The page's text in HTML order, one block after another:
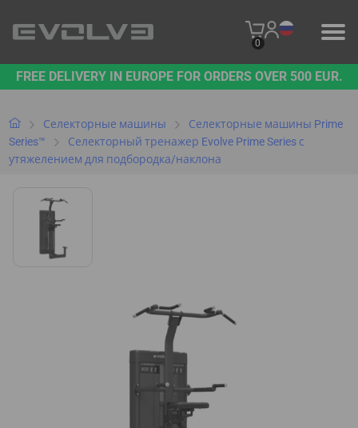
0
ПРОДУКЦИЯ
НАШ БРЕНД
СВЯЖИТЕСЬ С НАМИ
B2B PLATFORM
FREE DELIVERY IN EUROPE FOR ORDERS OVER 500 EUR.
Селекторные машины
Селекторные машины Prime
Series™
Селекторный тренажер Evolve Prime Series с
утяжелением для подбородка/наклона